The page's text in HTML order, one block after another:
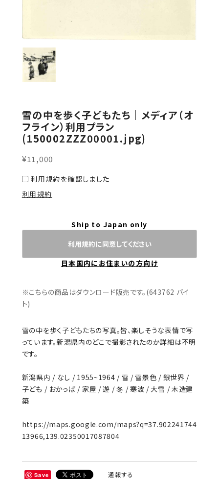
雪の中を歩く子どもたち｜メディア（オ
フライン）利用プラン
(150002ZZZ00001.jpg)
¥11,000
利用規約を確認しました
利用規約
Ship to Japan only
利用規約に同意してください
日本国内にお住まいの方向け
※こちらの商品はダウンロード販売です。(643762 バイ
ト)
雪の中を歩く子どもたちの写真。皆、楽しそうな表情で写
っています。新潟県内のどこで撮影されたのか詳細は不明
です。
新潟県内 / なし / 1955~1964 / 雪 / 雪景色 / 銀世界 /
子ども / おかっぱ / 家屋 / 遊 / 冬 / 寒波 / 大雪 / 木造建
築
https://maps.google.com/maps?q=37.902241744
13966,139.02350017087804
Save 通報する